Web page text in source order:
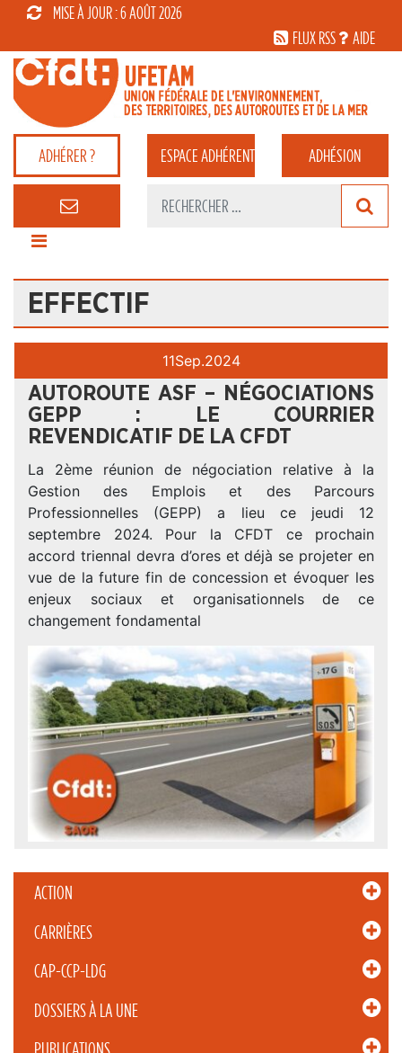
MISE À JOUR : 6 AOÛT 2026
FLUX RSS
AIDE
ADHÉRER ? ESPACEADHÉRENT ADHÉSION
EFFECTIF
ACTION
CARRIÈRES
CAP-CCP-LDG
DOSSIERS À LA UNE
11Sep.2024
AUTOROUTE ASF – NÉGOCIATIONS
GEPP : LE COURRIER
REVENDICATIF DE LA CFDT
La 2ème réunion de négociation relative à la
Gestion des Emplois et des Parcours
Professionnelles (GEPP) a lieu ce jeudi 12
septembre 2024. Pour la CFDT ce prochain
accord triennal devra d’ores et déjà se projeter en
vue de la future fin de concession et évoquer les
enjeux sociaux et organisationnels de ce
changement fondamental